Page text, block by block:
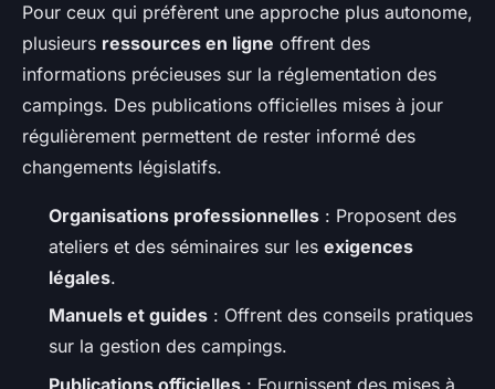
Pour ceux qui préfèrent une approche plus autonome,
plusieurs ressources en ligne offrent des
informations précieuses sur la réglementation des
campings. Des publications officielles mises à jour
régulièrement permettent de rester informé des
changements législatifs.
Organisations professionnelles : Proposent des
ateliers et des séminaires sur les exigences
légales.
Manuels et guides : Offrent des conseils pratiques
sur la gestion des campings.
Publications officielles : Fournissent des mises à